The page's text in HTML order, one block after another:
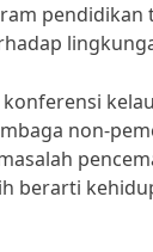
pendidikan
konferensi
non-
berarti